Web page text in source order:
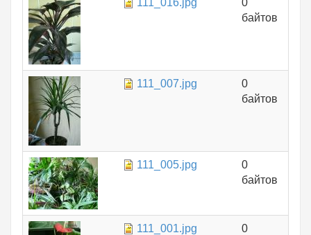
байтов
111_007.jpg
0
байтов
111_005.jpg
0
байтов
111_001.jpg
0